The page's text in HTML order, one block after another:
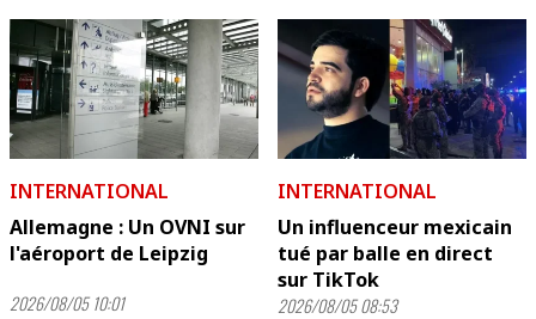
INTERNATIONAL
Allemagne : Un OVNI sur
l'aéroport de Leipzig
2026/08/05 10:01
INTERNATIONAL
Un influenceur mexicain
tué par balle en direct
sur TikTok
2026/08/05 08:53